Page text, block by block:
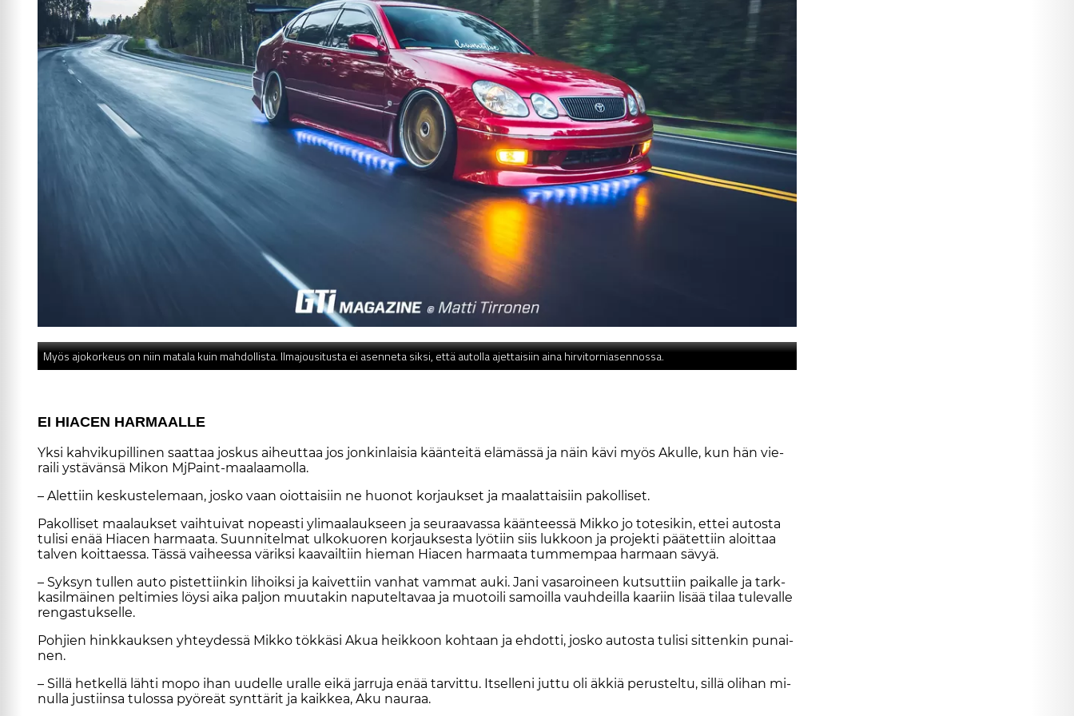
Myös ajokorkeus on niin matala kuin mahdollista. Ilmajousitusta ei asenneta siksi, että autolla ajettaisiin aina hirvitorniasennossa.
EI HI­A­CEN HAR­MAAL­LE
Yk­si kah­vi­ku­pil­li­nen saat­taa jos­kus ai­heut­taa jos jon­kin­lai­sia kään­tei­tä elä­mäs­sä ja näin kävi myös Akul­le, kun hän vie­
rai­li ys­tä­vän­sä Mi­kon MjPaint-maa­laa­mol­la.
– Alet­tiin kes­kus­te­le­maan, jos­ko vaan oi­ot­tai­siin ne huo­not kor­jauk­set ja maa­lat­tai­siin pa­kol­li­set.
Pa­kol­li­set maa­lauk­set vaih­tui­vat no­pe­as­ti yli­maa­lauk­seen ja seu­raa­vas­sa kään­tees­sä Mik­ko jo to­te­si­kin, et­tei au­tos­ta
tu­li­si enää Hi­a­cen har­maa­ta. Suun­ni­tel­mat ul­ko­kuo­ren kor­jauk­ses­ta lyö­tiin siis luk­koon ja pro­jek­ti pää­tet­tiin aloit­taa
tal­ven koit­ta­es­sa. Täs­sä vai­hees­sa vä­rik­si kaa­vail­tiin hie­man Hi­a­cen har­maa­ta tum­mem­paa har­maan sä­vyä.
– Syk­syn tul­len au­to pis­tet­tiin­kin li­hoik­si ja kai­vet­tiin van­hat vam­mat au­ki. Jani va­sa­roi­neen kut­sut­tiin pai­kal­le ja tark­
ka­sil­mäi­nen pel­ti­mies löy­si ai­ka pal­jon muu­ta­kin na­pu­tel­ta­vaa ja muo­toi­li sa­moil­la vauh­deil­la kaa­riin li­sää ti­laa tu­le­val­le
ren­gas­tuk­sel­le.
Poh­jien hink­kauk­sen yh­tey­des­sä Mik­ko tök­kä­si Akua heik­koon koh­taan ja eh­dot­ti, jos­ko au­tos­ta tu­li­si sit­ten­kin pu­nai­
nen.
– Sil­lä het­kel­lä läh­ti mopo ihan uu­del­le ural­le ei­kä jar­ru­ja enää tar­vit­tu. It­sel­le­ni jut­tu oli äk­kiä pe­rus­tel­tu, sil­lä oli­han mi­
nul­la jus­tiin­sa tu­los­sa pyö­re­ät synt­tä­rit ja kaik­kea, Aku nau­raa.